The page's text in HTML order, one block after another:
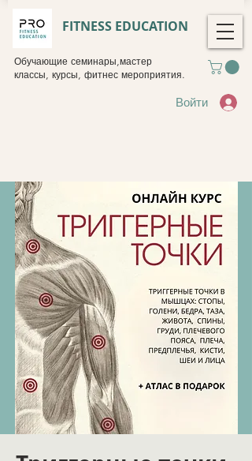
FITNESS EDUCATION
Обучающие семинары,мастер
классы, курсы, фитнес мероприятия.
Войти